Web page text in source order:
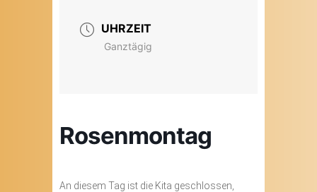
UHRZEIT
Ganztägig
Rosenmontag
An diesem Tag ist die Kita geschlossen,